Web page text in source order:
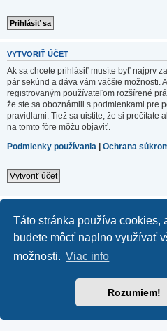
Táto stránka používa cookies,
budete môcť naplno využívať
možnosti. Viac info
Rozumiem!
VYTVORIŤ ÚČET
Ak sa chcete prihlásiť musíte byť najprv
pár sekúnd a dáva vám väčšie možnosti.
registrovaným používateľom rozšírené
že ste sa oboznámili s podmienkami pre
pravidlami. Tiež sa uistite, že si prečítate
na tomto fóre môžu objaviť.
Podmienky používania | Ochrana
Vytvoriť účet
Založené naphpBB® Forum